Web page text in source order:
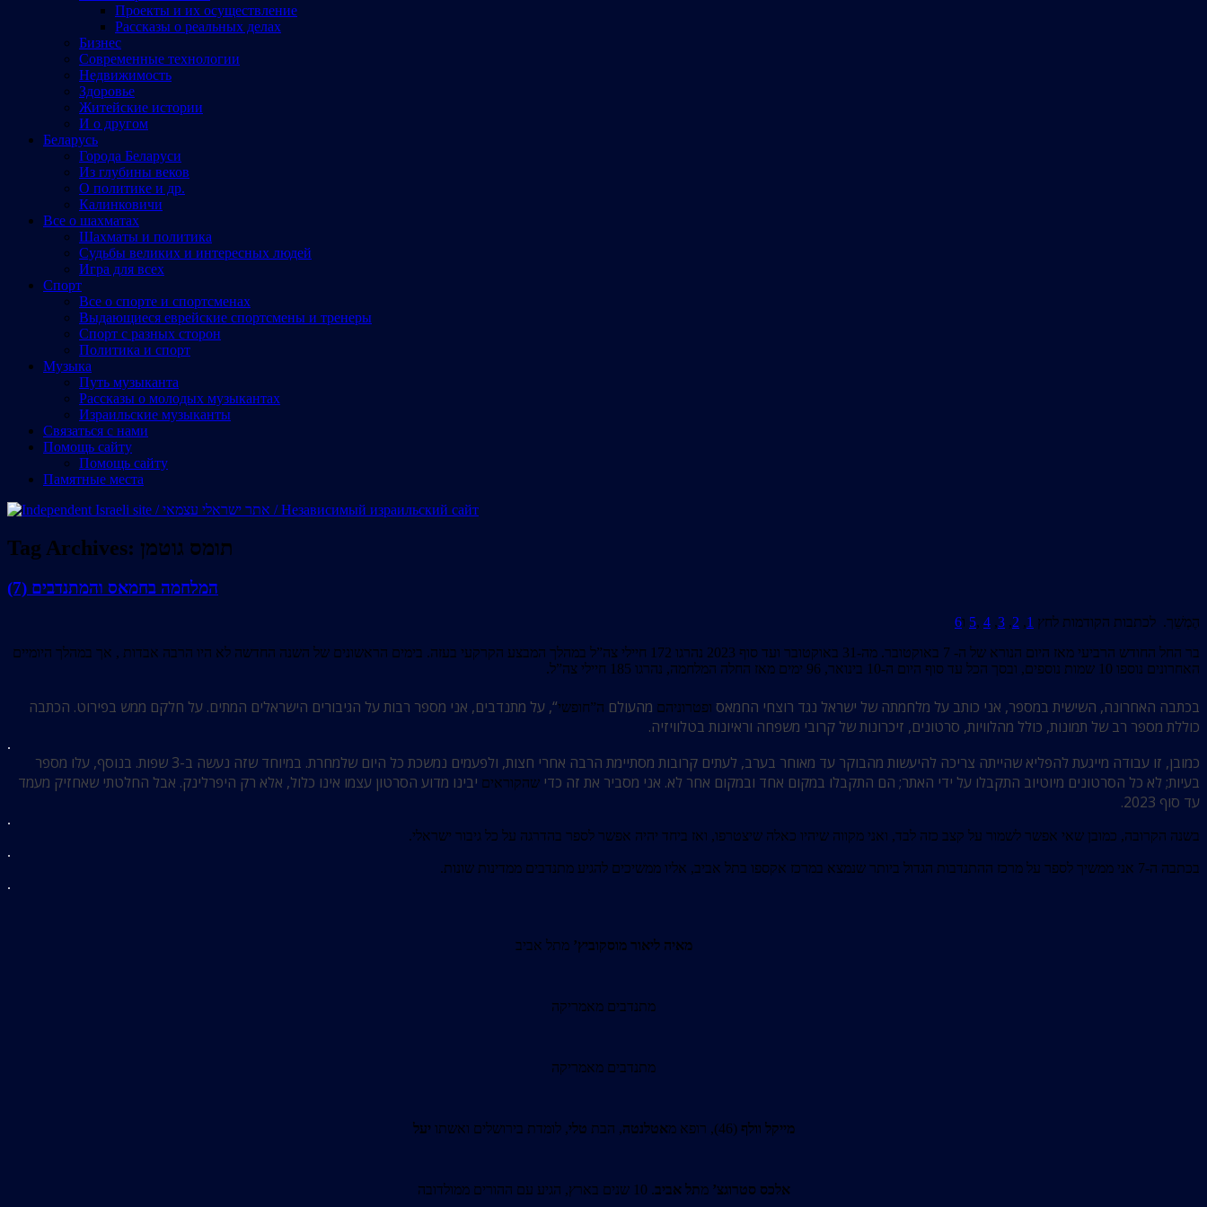
Проекты и их осуществление
Рассказы о реальных делах
Бизнес
Современные технологии
Недвижимость
Здоровье
Житейские истории
И о другом
Беларусь
Города Беларуси
Из глубины веков
О политике и др.
Калинковичи
Все о шахматах
Шахматы и политика
Судьбы великих и интересных людей
Игра для всех
Спорт
Все о спорте и спортсменах
Выдающиеся еврейские спортсмены и тренеры
Спорт с разных сторон
Политика и спорт
Музыка
Путь музыканта
Рассказы о молодых музыкантах
Израильские музыканты
Cвязаться с нами
Помощь сайту
Помощь сайту
Памятные места
Tag Archives: תומס גוטמן
(7) המלחמה בחמאס והמתנדבים
הֶמְשֵׁך. לכתבות הקודמות לחץ 1
,
2
,
3
,
4
,
5 ו6
בר החל החודש הרביעי מאז היום הנורא של ה- 7 באוקטובר. מה-31 באוקטובר ועד סוף 2023 נהרגו 172 חיילי צה”ל במהלך המבצע הקרקעי בעזה. בימים הראשונים של השנה החדשה לא היו הרבה אבדות , אך במהלך היומיים
האחרונים נוספו 10 שמות נוספים, ובסך הכל עד סוף היום ה-10 בינואר, 96 ימים מאז החלה המלחמה, נהרגו 185 חיילי צה”ל.
בכתבה האחרונה, השישית במספר, אני כותב על מלחמתה של ישראל נגד רוצחי החמאס ופטרוניהם מהעולם ה”חופשי“, על מתנדבים, אני מספר רבות על הגיבורים הישראלים המתים. על חלקם ממש בפירוט. הכתבה
כוללת מספר רב של תמונות, כולל מהלוויות, סרטונים, זיכרונות של קרובי משפחה וראיונות בטלוויזיה.
.
כמובן, זו עבודה מייגעת להפליא שהייתה צריכה להיעשות מהבוקר עד מאוחר בערב, לעתים קרובות מסתיימת הרבה אחרי חצות, ולפעמים נמשכת כל היום שלמחרת. במיוחד שזה נעשה ב-3 שפות. בנוסף, עלו מספר
בעיות; לא כל הסרטונים מיוטיוב התקבלו על ידי האתר; הם התקבלו במקום אחד ובמקום אחר לא. אני מסביר את זה כדי שהקוראים יבינו מדוע הסרטון עצמו אינו כלול, אלא רק היפרלינק. אבל החלטתי שאחזיק מעמד
עד סוף 2023.
.
בשנה הקרובה, כמובן שאי אפשר לשמור על קצב כזה לבד, ואני מקווה שיהיו כאלה שיצטרפו, ואז ביחד יהיה אפשר לספר בהדרגה על כל גיבור ישראלי.
.
בכתבה ה-7 אני ממשיך לספר על מרכז ההתנדבות הגדול ביותר שנמצא במרכז אקספו בתל אביב, אליו ממשיכים להגיע מתנדבים ממדינות שונות.
.
מאיה ליאור מוסקוביץ’ מתל אביב
מתנדבים מאמריקה
מתנדבים מאמריקה
מייקל וולף (46), רופא מ אטלנטה, הבת טלי, לומדת בירושלים ואשתו יעל
אלכס סטרוגצ’ מתל אביב. 10 שנים בארץ, הגיע עם ההורים ממולדובה